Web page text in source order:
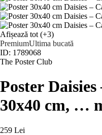
Afișează tot (+3)
PremiumUltima bucată
ID: 1789068
The Poster Club
Poster
30x40 cm, …
259 Lei